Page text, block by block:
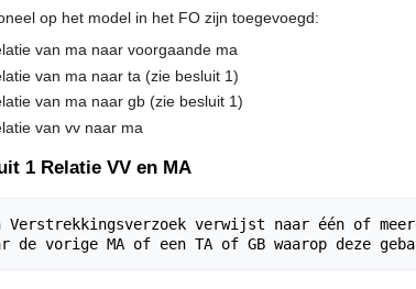
op het model in het FO zijn toegevoegd:
van ma naar voorgaande ma
van ma naar ta (zie besluit 1)
van ma naar gb (zie besluit 1)
van vv naar ma
1 Relatie VV en MA
Verstrekkingsverzoek verwijst naar één of